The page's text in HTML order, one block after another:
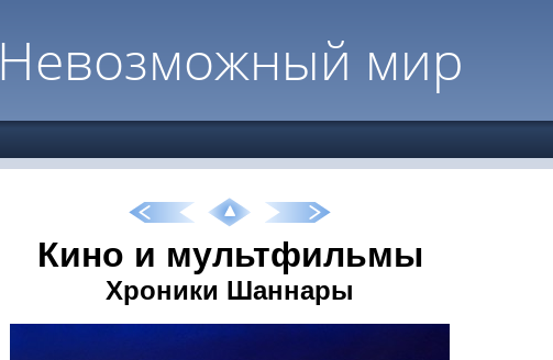
Невозможный мир
Кино и мультфильмы
Хроники Шаннары